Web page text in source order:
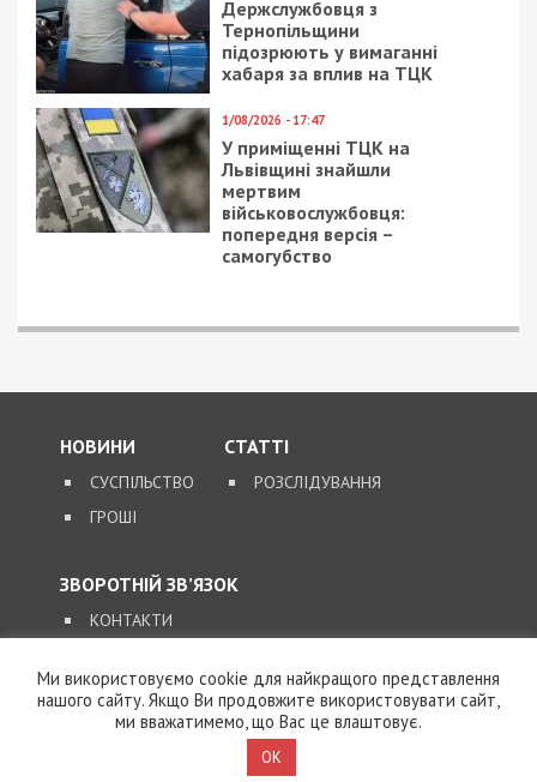
15/01/2021 - 10:09
В Украине отменили
красные дипломы
15/10/2020 - 15:20
Правоохранители
задержали подельника
убийцы днепровского
Ми використовуємо cookie для найкращого представлення
нашого сайту. Якщо Ви продовжите використовувати сайт,
ми вважатимемо, що Вас це влаштовує.
OK